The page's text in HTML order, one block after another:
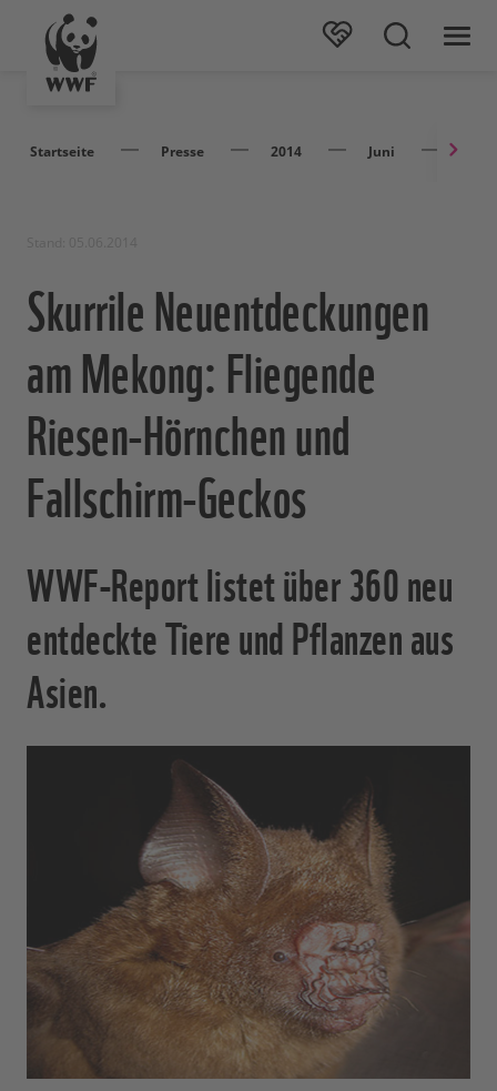
Startseite Presse 2014 Juni
Skurrile Neuentdeckungen
am Mekong: Fliegende
Riesen-Hörnchen und
Fallschirm-Geckos
WWF-Report listet über 360 neu
entdeckte Tiere und Pflanzen aus
Asien.